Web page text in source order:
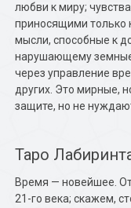
любви к миру;
приносящими
мысли, способные к
нарушающему
через управление
других. Это мирные,
защите, но не
Таро
Время — новейшее.
21-го века; скажем,